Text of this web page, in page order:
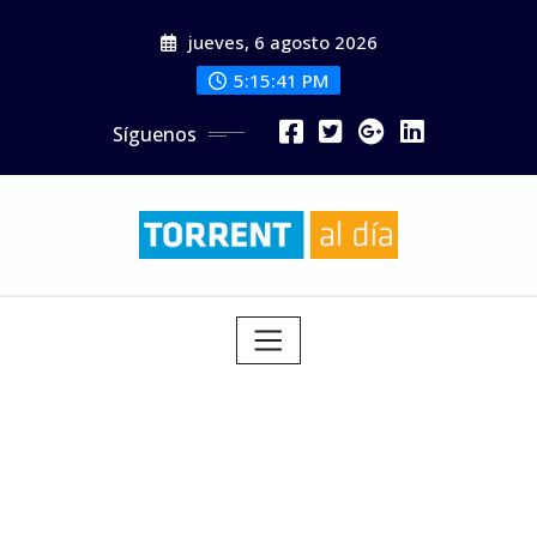
jueves, 6 agosto 2026
5:15:42 PM
Síguenos